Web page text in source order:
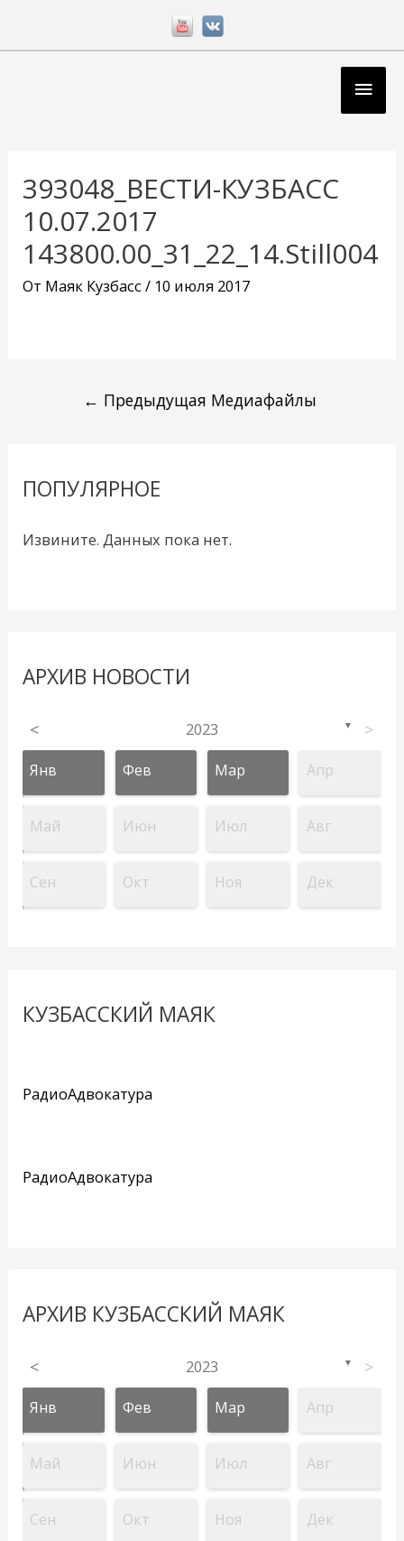
393048_ВЕСТИ-КУЗБАСС
10.07.2017
143800.00_31_22_14.Still004
От Маяк Кузбасс/ 10 июля 2017
записям
← Предыдущая Медиафайлы
ПОПУЛЯРНОЕ
Извините. Данных пока нет.
АРХИВ НОВОСТИ
< 2023 ▼ >
Янв Фев Мар Апр
Май Июн Июл Авг
Сен Окт Ноя Дек
КУЗБАССКИЙ МАЯК
РадиоАдвокатура
РадиоАдвокатура
АРХИВ КУЗБАССКИЙ МАЯК
< 2023 ▼ >
Янв Фев Мар Апр
Май Июн Июл Авг
Сен Окт Ноя Дек